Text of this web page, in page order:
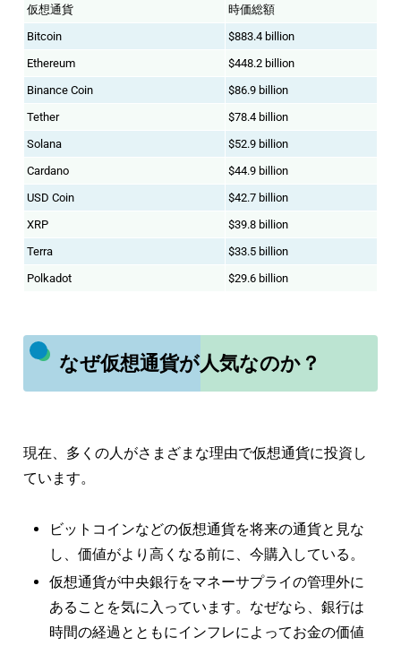
仮想通貨
時価総額
Bitcoin
$883.4 billion
Ethereum
$448.2 billion
Binance Coin
$86.9 billion
Tether
$78.4 billion
Solana
$52.9 billion
Cardano
$44.9 billion
USD Coin
$42.7 billion
XRP
$39.8 billion
Terra
$33.5 billion
Polkadot
$29.6 billion
なぜ仮想通貨が人気なのか？
現在、多くの人がさまざまな理由で仮想通貨に投資し
ています。
ビットコインなどの仮想通貨を将来の通貨と見な
し、価値がより高くなる前に、今購入している。
仮想通貨が中央銀行をマネーサプライの管理外に
あることを気に入っています。なぜなら、銀行は
時間の経過とともにインフレによってお金の価値